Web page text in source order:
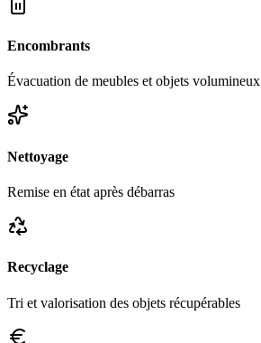
Encombrants
Évacuation de meubles et objets volumineux
Nettoyage
Remise en état après débarras
Recyclage
Tri et valorisation des objets récupérables